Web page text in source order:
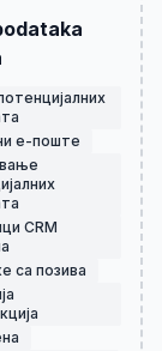
е-поште
CRM
са позива